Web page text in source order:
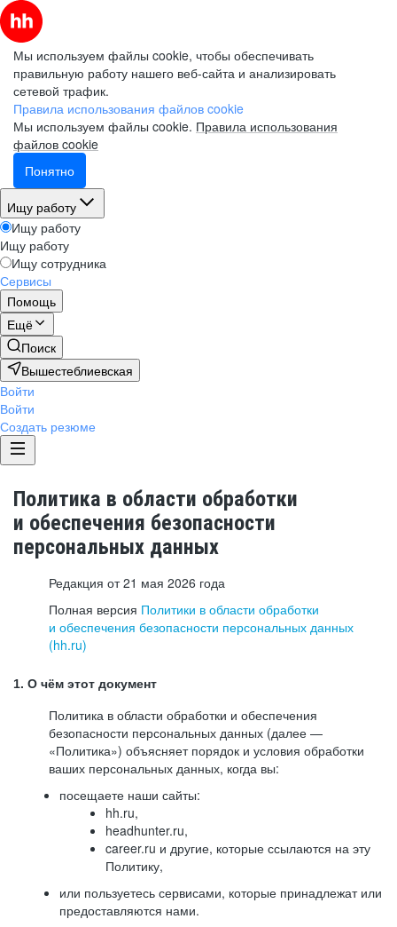
Мы используем файлы cookie, чтобы обеспечивать
правильную работу нашего веб-сайта и анализировать
сетевой трафик.
Правила использования файлов cookie
Мы используем файлы cookie. Правила использования
файлов cookie
Понятно
Ищу работу
Ищу работу
Ищу работу
Ищу сотрудника
Сервисы
Помощь
Ещё
Поиск
Вышестеблиевская
Войти
Войти
Создать резюме
Политика в области обработки
и обеспечения безопасности
персональных данных
Редакция от 21 мая 2026 года
Полная версия Политики в области обработки
и обеспечения безопасности персональных данных
(hh.ru)
1. О чём этот документ
Политика в области обработки и обеспечения
безопасности персональных данных (далее —
«Политика») объясняет порядок и условия обработки
ваших персональных данных, когда вы:
посещаете наши сайты:
hh.ru,
headhunter.ru,
career.ru и другие, которые ссылаются на эту
Политику,
или пользуетесь сервисами, которые принадлежат или
предоставляются нами.